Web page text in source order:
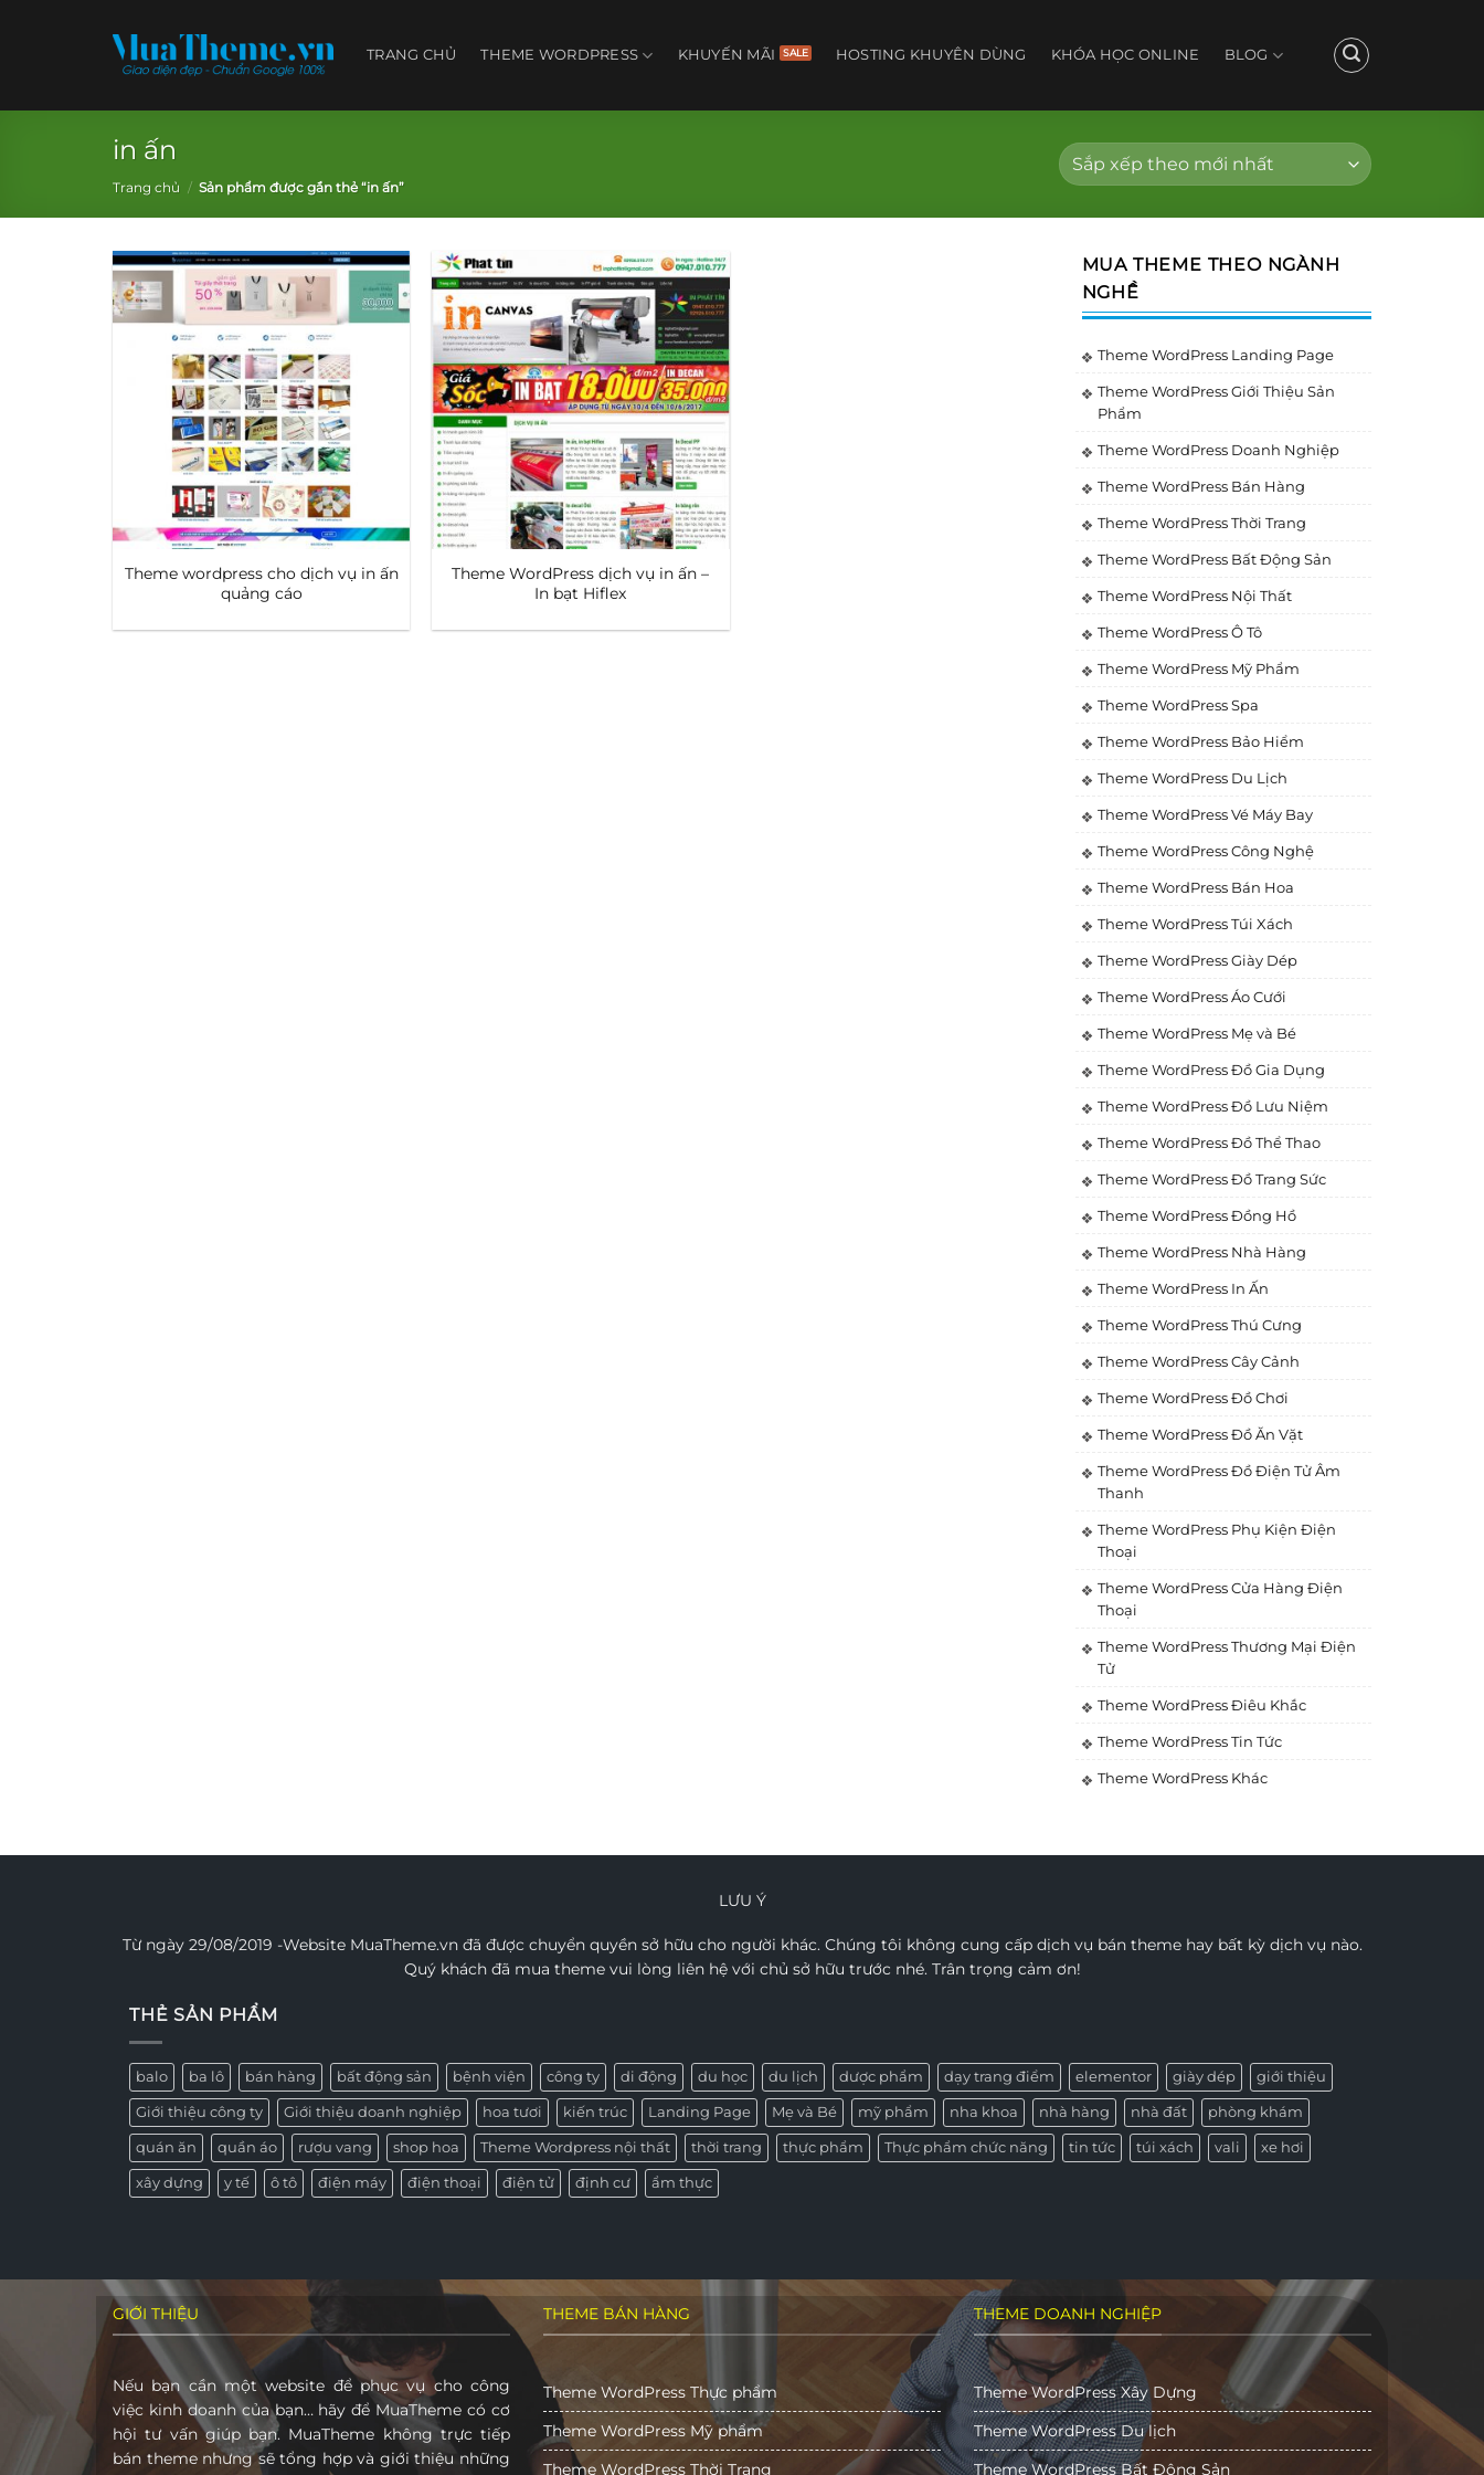
TRANG CHỦ THEME WORDPRESS KHUYẾN MÃI HOSTING KHUYÊN DÙNG KHÓA HỌC ONLINE BLOG
in ấn
Trang chủ / Sản phẩm được gắn thẻ “in ấn”
Theme wordpress cho dịch vụ in ấn
quảng cáo
Theme WordPress dịch vụ in ấn –
In bạt Hiflex
MUA THEME THEO NGÀNH
NGHỀ
Theme WordPress Landing Page
Theme WordPress Giới Thiệu Sản
Phẩm
Theme WordPress Doanh Nghiệp
Theme WordPress Bán Hàng
Theme WordPress Thời Trang
Theme WordPress Bất Động Sản
Theme WordPress Nội Thất
Theme WordPress Ô Tô
Theme WordPress Mỹ Phẩm
Theme WordPress Spa
Theme WordPress Bảo Hiểm
Theme WordPress Du Lịch
Theme WordPress Vé Máy Bay
Theme WordPress Công Nghệ
Theme WordPress Bán Hoa
Theme WordPress Túi Xách
Theme WordPress Giày Dép
Theme WordPress Áo Cưới
Theme WordPress Mẹ và Bé
Theme WordPress Đồ Gia Dụng
Theme WordPress Đồ Lưu Niệm
Theme WordPress Đồ Thể Thao
Theme WordPress Đồ Trang Sức
Theme WordPress Đồng Hồ
Theme WordPress Nhà Hàng
Theme WordPress In Ấn
Theme WordPress Thú Cưng
Theme WordPress Cây Cảnh
Theme WordPress Đồ Chơi
Theme WordPress Đồ Ăn Vặt
Theme WordPress Đồ Điện Tử Âm
Thanh
Theme WordPress Phụ Kiện Điện
Thoại
Theme WordPress Cửa Hàng Điện
Thoại
Theme WordPress Thương Mại Điện
Tử
Theme WordPress Điêu Khắc
Theme WordPress Tin Tức
Theme WordPress Khác
LƯU Ý
Từ ngày 29/08/2019 -Website MuaTheme.vn đã được chuyển quyền sở hữu cho người khác. Chúng tôi không cung cấp dịch vụ bán theme hay bất kỳ dịch vụ nào.
Quý khách đã mua theme vui lòng liên hệ với chủ sở hữu trước nhé. Trân trọng cảm ơn!
THẺ SẢN PHẨM
balo ba lô bán hàng bất động sản bệnh viện công ty di động du học du lịch dược phẩm dạy trang điểm elementor giày dép giới thiệu
Giới thiệu công ty Giới thiệu doanh nghiệp hoa tươi kiến trúc Landing Page Mẹ và Bé mỹ phẩm nha khoa nhà hàng nhà đất phòng khám
quán ăn quần áo rượu vang shop hoa Theme Wordpress nội thất thời trang thực phẩm Thực phẩm chức năng tin tức túi xách vali xe hơi
xây dựng y tế ô tô điện máy điện thoại điện tử định cư ẩm thực
GIỚI THIỆU
Nếu bạn cần một website để phục vụ cho công
việc kinh doanh của bạn… hãy để MuaTheme có cơ
hội tư vấn giúp bạn. MuaTheme không trực tiếp
bán theme nhưng sẽ tổng hợp và giới thiệu những
THEME BÁN HÀNG
Theme WordPress Thực phẩm
Theme WordPress Mỹ phẩm
Theme WordPress Thời Trang
THEME DOANH NGHIỆP
Theme WordPress Xây Dựng
Theme WordPress Du lịch
Theme WordPress Bất Động Sản